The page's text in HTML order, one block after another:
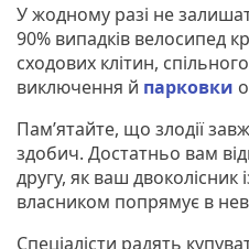
У жодному разі не
90% випадків велосипед
сходових клітин,
виключення й парковки
Пам’ятайте, що злодії
здобич. Достатньо вам
другу, як ваш
власником попрямує в
Спеціалісти радять